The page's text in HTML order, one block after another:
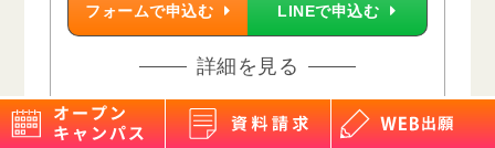
フォームで申込む LINEで申込む
詳細を見る